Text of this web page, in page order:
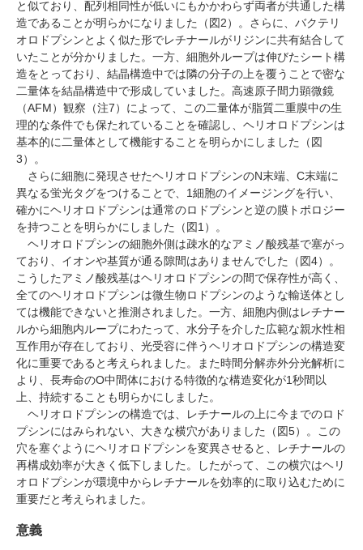
と似ており、配列相同性が低いにもかかわらず両者が共通した構
造であることが明らかになりました（図2）。さらに、バクテリ
オロドプシンとよく似た形でレチナールがリジンに共有結合して
いたことが分かりました。一方、細胞外ループは伸びたシート構
造をとっており、結晶構造中では隣の分子の上を覆うことで密な
二量体を結晶構造中で形成していました。高速原子間力顕微鏡
（AFM）観察（注7）によって、この二量体が脂質二重膜中の生
理的な条件でも保たれていることを確認し、ヘリオロドプシンは
基本的に二量体として機能することを明らかにしました（図
3）。
さらに細胞に発現させたヘリオロドプシンのN末端、C末端に
異なる蛍光タグをつけることで、1細胞のイメージングを行い、
確かにヘリオロドプシンは通常のロドプシンと逆の膜トポロジー
を持つことを明らかにしました（図1）。
ヘリオロドプシンの細胞外側は疎水的なアミノ酸残基で塞がっ
ており、イオンや基質が通る隙間はありませんでした（図4）。
こうしたアミノ酸残基はヘリオロドプシンの間で保存性が高く、
全てのヘリオロドプシンは微生物ロドプシンのような輸送体とし
ては機能できないと推測されました。一方、細胞内側はレチナー
ルから細胞内ループにわたって、水分子を介した広範な親水性相
互作用が存在しており、光受容に伴うヘリオロドプシンの構造変
化に重要であると考えられました。また時間分解赤外分光解析に
より、長寿命のO中間体における特徴的な構造変化が1秒間以
上、持続することも明らかにしました。
ヘリオロドプシンの構造では、レチナールの上に今までのロド
プシンにはみられない、大きな横穴がありました（図5）。この
穴を塞ぐようにヘリオロドプシンを変異させると、レチナールの
再構成効率が大きく低下しました。したがって、この横穴はヘリ
オロドプシンが環境中からレチナールを効率的に取り込むために
重要だと考えられました。
意義